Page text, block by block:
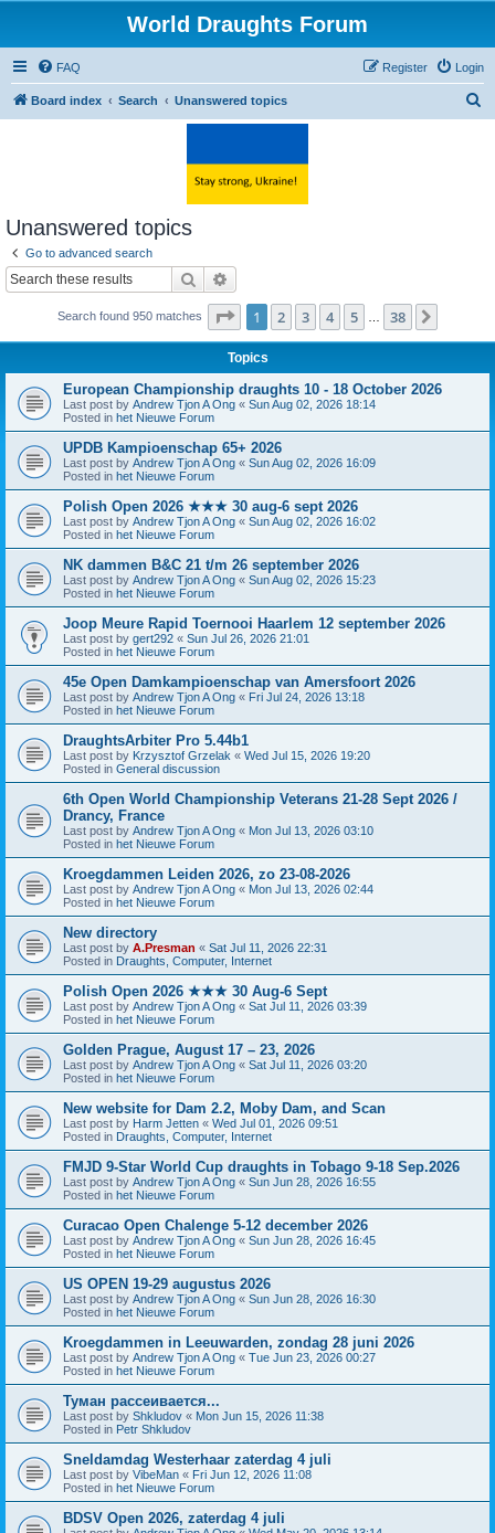
World Draughts Forum
FAQ Login
Register
Board index Search Unanswered topics
Unanswered topics
Go to advanced search
Search
Search found 950 matches Page 1of 38
1 2 3 4 5 … 38
Topics
European Championship draughts 10 - 18 October 2026
Last post by Andrew Tjon A Ong « Sun Aug 02, 2026 18:14
Posted in het Nieuwe Forum
UPDB Kampioenschap 65+ 2026
Last post by Andrew Tjon A Ong « Sun Aug 02, 2026 16:09
Posted in het Nieuwe Forum
Polish Open 2026 ★★★ 30 aug-6 sept 2026
Last post by Andrew Tjon A Ong « Sun Aug 02, 2026 16:02
Posted in het Nieuwe Forum
NK dammen B&C 21 t/m 26 september 2026
Last post by Andrew Tjon A Ong « Sun Aug 02, 2026 15:23
Posted in het Nieuwe Forum
Joop Meure Rapid Toernooi Haarlem 12 september 2026
Last post by gert292 « Sun Jul 26, 2026 21:01
Posted in het Nieuwe Forum
45e Open Damkampioenschap van Amersfoort 2026
Last post by Andrew Tjon A Ong « Fri Jul 24, 2026 13:18
Posted in het Nieuwe Forum
DraughtsArbiter Pro 5.44b1
Last post by Krzysztof Grzelak « Wed Jul 15, 2026 19:20
Posted in General discussion
6th Open World Championship Veterans 21-28 Sept 2026 /
Drancy, France
Last post by Andrew Tjon A Ong « Mon Jul 13, 2026 03:10
Posted in het Nieuwe Forum
Kroegdammen Leiden 2026, zo 23-08-2026
Last post by Andrew Tjon A Ong « Mon Jul 13, 2026 02:44
Posted in het Nieuwe Forum
New directory
Last post by A.Presman « Sat Jul 11, 2026 22:31
Posted in Draughts, Computer, Internet
Polish Open 2026 ★★★ 30 Aug-6 Sept
Last post by Andrew Tjon A Ong « Sat Jul 11, 2026 03:39
Posted in het Nieuwe Forum
Golden Prague, August 17 – 23, 2026
Last post by Andrew Tjon A Ong « Sat Jul 11, 2026 03:20
Posted in het Nieuwe Forum
New website for Dam 2.2, Moby Dam, and Scan
Last post by Harm Jetten « Wed Jul 01, 2026 09:51
Posted in Draughts, Computer, Internet
FMJD 9-Star World Cup draughts in Tobago 9-18 Sep.2026
Last post by Andrew Tjon A Ong « Sun Jun 28, 2026 16:55
Posted in het Nieuwe Forum
Curacao Open Chalenge 5-12 december 2026
Last post by Andrew Tjon A Ong « Sun Jun 28, 2026 16:45
Posted in het Nieuwe Forum
US OPEN 19-29 augustus 2026
Last post by Andrew Tjon A Ong « Sun Jun 28, 2026 16:30
Posted in het Nieuwe Forum
Kroegdammen in Leeuwarden, zondag 28 juni 2026
Last post by Andrew Tjon A Ong « Tue Jun 23, 2026 00:27
Posted in het Nieuwe Forum
Туман рассеивается...
Last post by Shkludov « Mon Jun 15, 2026 11:38
Posted in Petr Shkludov
Sneldamdag Westerhaar zaterdag 4 juli
Last post by VibeMan « Fri Jun 12, 2026 11:08
Posted in het Nieuwe Forum
BDSV Open 2026, zaterdag 4 juli